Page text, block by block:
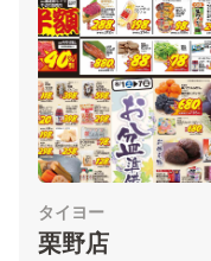
タイヨー
栗野店